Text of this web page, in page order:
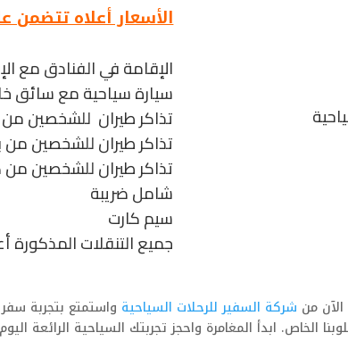
الأسعار أعلاه تتضمن
الإقامة في الفنادق مع
سيارة سياحية مع سائق
تذاكر طيران للشخصين
تذاكر طيران للشخصين
تذاكر طيران للشخصين
شامل ضريبة
سيم كارت
جميع التنقلات المذكورة
من شركة السفير للرحلات السياحية واستمتع بتجربة
الخاص. ابدأ المغامرة واحجز تجربتك السياحية الرائعة